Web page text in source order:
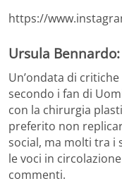
https://
Ursula
Un’ondata di
secondo i fan di
con la chirurgia
preferito non
social, ma molti tra i
le voci in
commenti.